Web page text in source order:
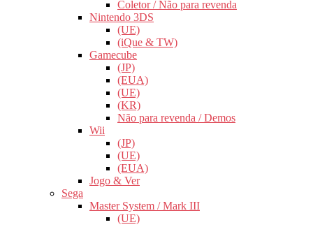
Coletor / Não para revenda
Nintendo 3DS
(UE)
(iQue & TW)
Gamecube
(JP)
(EUA)
(UE)
(KR)
Não para revenda / Demos
Wii
(JP)
(UE)
(EUA)
Jogo & Ver
Sega
Master System / Mark III
(UE)